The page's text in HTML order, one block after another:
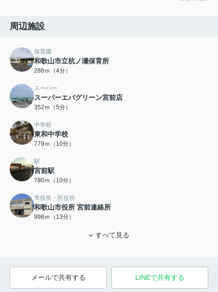
周辺施設
保育園
和歌山市立杭ノ瀬保育所
288ｍ（4分）
スーパー
スーパーエバグリーン宮前店
352ｍ（5分）
中学校
東和中学校
779ｍ（10分）
駅
宮前駅
780ｍ（10分）
市役所・区役所
和歌山市役所 宮前連絡所
998ｍ（13分）
すべて見る
メールで共有する LINEで共有する